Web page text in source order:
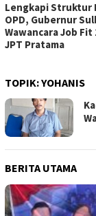
Lengkapi Struktur
OPD, Gubernur
Wawancara Job Fit
JPT Pratama
TOPIK:YOHANIS
BERITA UTAMA